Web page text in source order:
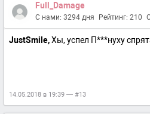
Full_Damage
С нами: 3294 дня Рейтинг: 210
JustSmile,Хы, успел П***нуху
14.05.2018 в 19:39 — #13